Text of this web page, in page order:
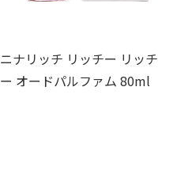
ニナリッチ リッチー リッチ
ー オードパルファム 80ml